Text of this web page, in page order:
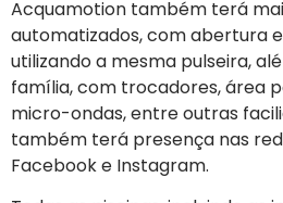
Acquamotion também terá
automatizados, com abertura
utilizando a mesma pulseira,
família, com trocadores, área
micro-ondas, entre outras
também terá presença nas
Facebook e Instagram.